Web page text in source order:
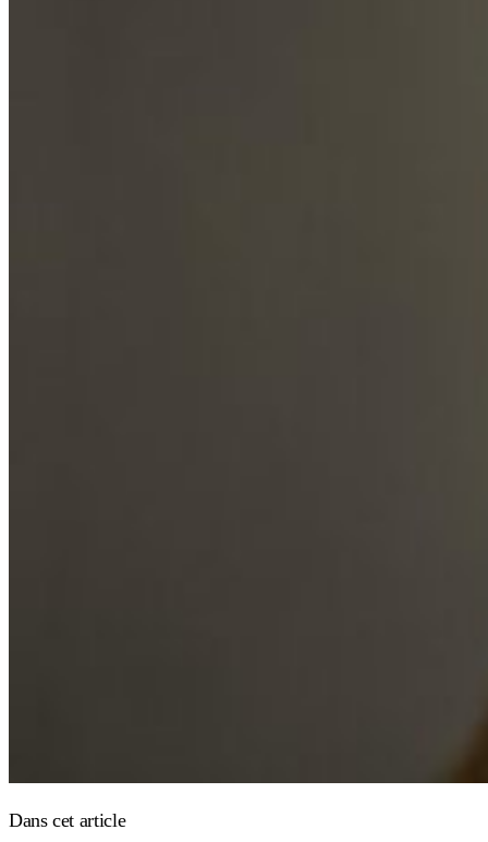
Dans cet article